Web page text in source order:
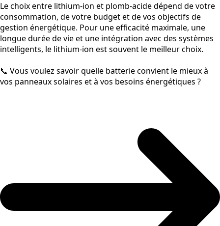
Le choix entre lithium-ion et plomb-acide dépend de votre
consommation, de votre budget et de vos objectifs de
gestion énergétique. Pour une efficacité maximale, une
longue durée de vie et une intégration avec des systèmes
intelligents, le lithium-ion est souvent le meilleur choix.
📞 Vous voulez savoir quelle batterie convient le mieux à
vos panneaux solaires et à vos besoins énergétiques ?